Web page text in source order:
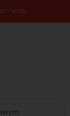
- 16:00